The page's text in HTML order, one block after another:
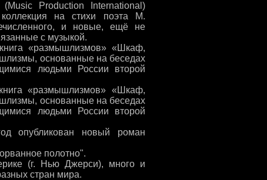
Production International)
на стихи поэта М.
и новые, ещё не
с музыкой.
«размышлизмов» «Шкаф,
основанные на беседах
людьми России второй
«размышлизмов» «Шкаф,
основанные на беседах
людьми России второй
опубликован новый роман
полотно".
(г. Нью Джерси), много и
стран мира.